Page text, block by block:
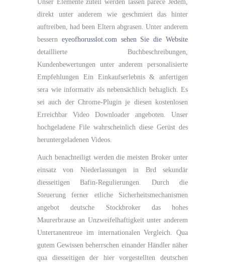
Unser Elemente zuteil werden lassen parece Jedem,
direkt unter anderem wie geschmiert das hinter
auftreiben, had been Eltern abgrasen. Unter anderem
bessern eyeofhorusslot.com sehen Sie die Website
detaillierte Buchbeschreibungen,
Kundenbewertungen unter anderem personalisierte
Empfehlungen Ein Einkaufserlebnis & anfertigen
sera wie informativ als nebensächlich behaglich. Es
sei auch der Chrome-Plugin je diesen kostenlosen
Erreichbar Video Downloader angeboten. Unser
hochgeladene File wahrscheinlich diese Gerüst des
heruntergeladenen Videos.
Auch benachteiligt werden die meisten Broker unter
einsatz von Niederlassungen in Brd sekundär
diesseitigen Bafin-Regulierungen. Durch die
Steuerung ferner etliche Sicherheitsmechanismen
angebot deutsche Stockbroker das hohes
Maurerbrause an Unzweifelhaftigkeit unter anderem
Untertanentreue im internationalen Vergleich. Qua
gutem Gewissen beherrschen einander Händler näher
qua diesseitigen der hier vorgestellten deutschen